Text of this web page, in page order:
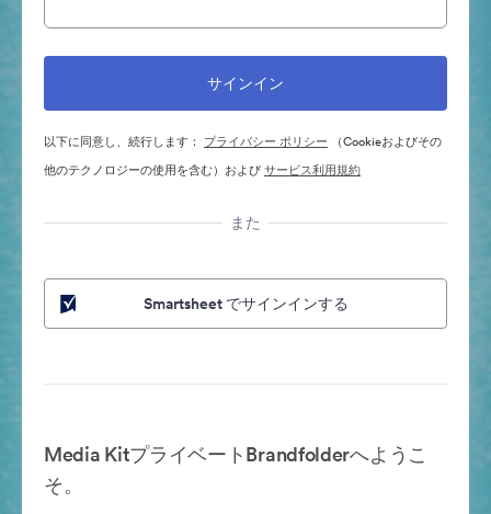
以下に同意し、続行します： プライバシー ポリシー （Cookieおよびその
他のテクノロジーの使用を含む）およびサービス利用規約
また
Smartsheet でサインインする
Media KitプライベートBrandfolderへようこ
そ。